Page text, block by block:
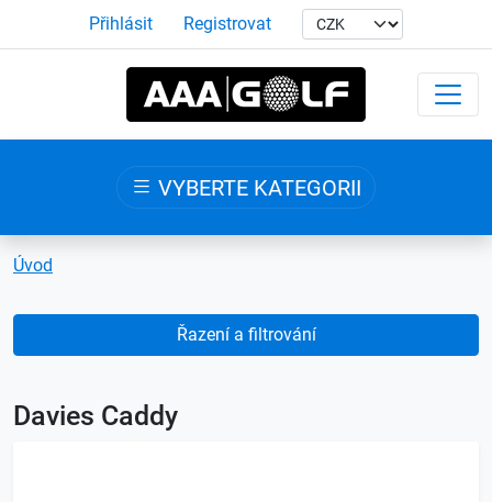
Přihlásit Registrovat
VYBERTE KATEGORII
Úvod
Řazení a filtrování
Davies Caddy